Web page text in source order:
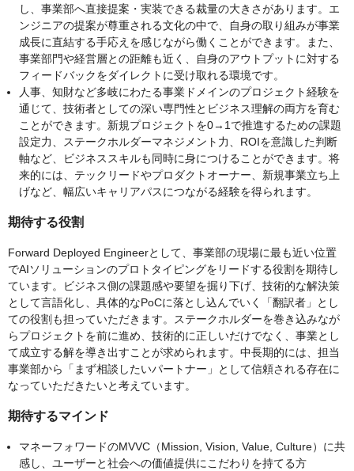
し、事業部へ直接提案・実装できる裁量の大きさがあります。エ
ンジニアの提案が尊重される文化の中で、自身の取り組みが事業
成長に直結する手応えを感じながら働くことができます。また、
事業部門や経営層との距離も近く、自身のアウトプットに対する
フィードバックをダイレクトに受け取れる環境です。
人事、知財など多岐にわたる事業ドメインのプロジェクト経験を
通じて、技術者としての深い専門性とビジネス理解の両方を育む
ことができます。新規プロジェクトを0→1で推進するための課題
設定力、ステークホルダーマネジメント力、ROIを意識した判断
軸など、ビジネススキルも同時に身につけることができます。将
来的には、テックリードやプロダクトオーナー、新規事業立ち上
げなど、幅広いキャリアパスにつながる経験を得られます。
期待する役割
Forward Deployed Engineerとして、事業部の現場に最も近い位置
でAIソリューションのプロトタイピングをリードする役割を期待し
ています。ビジネス側の課題感や要望を掘り下げ、技術的な解決策
として言語化し、具体的なPoCに落とし込んでいく「翻訳者」とし
ての役割も担っていただきます。ステークホルダーを巻き込みなが
らプロジェクトを前に進め、技術的に正しいだけでなく、事業とし
て成立する解を導き出すことが求められます。中長期的には、担当
事業部から「まず相談したいパートナー」として信頼される存在に
なっていただきたいと考えています。
期待するマインド
マネーフォワードのMVVC（Mission, Vision, Value, Culture）に共
感し、ユーザーと社会への価値提供にこだわりを持てる方